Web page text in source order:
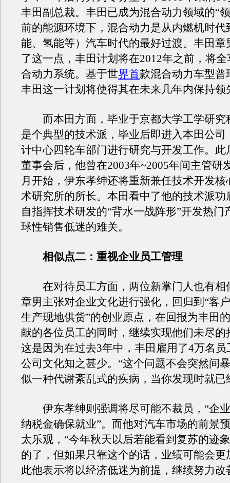
丰田副总裁。丰田已成为混合动力领域的“
前的能源环境下，混合动力是从内燃机时代
能、氢能等）汽车时代的最好过渡。丰田章
了这一点，丰田计划将在2012年之前，将
合动力系统。基于世界首款混合动力车型普
丰田这一计划将使得其在未来几年内保持领
而本田方面，毕业于京都大学工学研究
是个典型的技术派，毕业后即进入本田公司
计中心四轮车部门进行研究与开发工作。此
董事会后，他曾在2003年~2005年间主管研
月开始，伊东孝绅还将重新兼任技术开发核
术研究所的所长。本田看中了他的技术派功
自指挥技术研发的“背水一战阵形”开发热门
球性销售低迷的难关。
相似点二：重视企业员工管理
在对待员工方面，两位新掌门人也有相
章男主张对企业文化进行强化，回归到“客
生产现地供货”的创业原点，在回报为丰田
献的各位员工的同时，继续实现他们未尽的
这是因为在过去3年中，丰田雇用了4万名
公司文化知之甚少。“这个问题不会突然间
似一种代谢紊乱式的疾病，当你发现时就已
伊东孝绅则强调将尽可能不裁员，“企
纳税金确保就业”。而他对汽车市场的前景
太乐观，“今年秋天以后若能看到复苏的迹
的了，但如果只靠这个的话，业绩可能会更
此他表示将以经济低迷为前提，继续努力改